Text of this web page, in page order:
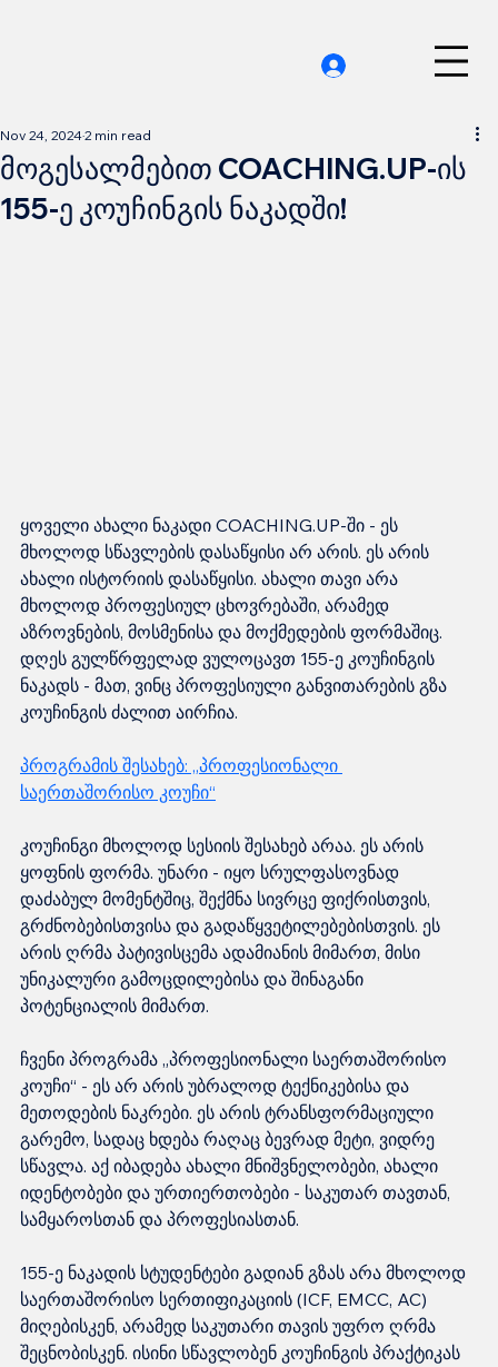
მოგესალმებით COACHING.UP-ის
155-ე კოუჩინგის ნაკადში!
Nov 24, 20242 min read
ყოველი ახალი ნაკადი COACHING.UP-ში - ეს
მხოლოდ სწავლების დასაწყისი არ არის. ეს არის
ახალი ისტორიის დასაწყისი. ახალი თავი არა
მხოლოდ პროფესიულ ცხოვრებაში, არამედ
აზროვნების, მოსმენისა და მოქმედების ფორმაშიც.
დღეს გულწრფელად ვულოცავთ 155-ე კოუჩინგის
ნაკადს - მათ, ვინც პროფესიული განვითარების გზა
კოუჩინგის ძალით აირჩია.
პროგრამის შესახებ: „პროფესიონალი
საერთაშორისო კოუჩი“
კოუჩინგი მხოლოდ სესიის შესახებ არაა. ეს არის
ყოფნის ფორმა. უნარი - იყო სრულფასოვნად
დაძაბულ მომენტშიც, შექმნა სივრცე ფიქრისთვის,
გრძნობებისთვისა და გადაწყვეტილებებისთვის. ეს
არის ღრმა პატივისცემა ადამიანის მიმართ, მისი
უნიკალური გამოცდილებისა და შინაგანი
პოტენციალის მიმართ.
ჩვენი პროგრამა „პროფესიონალი საერთაშორისო
კოუჩი“ - ეს არ არის უბრალოდ ტექნიკებისა და
მეთოდების ნაკრები. ეს არის ტრანსფორმაციული
გარემო, სადაც ხდება რაღაც ბევრად მეტი, ვიდრე
სწავლა. აქ იბადება ახალი მნიშვნელობები, ახალი
იდენტობები და ურთიერთობები - საკუთარ თავთან,
სამყაროსთან და პროფესიასთან.
155-ე ნაკადის სტუდენტები გადიან გზას არა მხოლოდ
საერთაშორისო სერთიფიკაციის (ICF, EMCC, AC)
მიღებისკენ, არამედ საკუთარი თავის უფრო ღრმა
შეცნობისკენ. ისინი სწავლობენ კოუჩინგის პრაქტიკას